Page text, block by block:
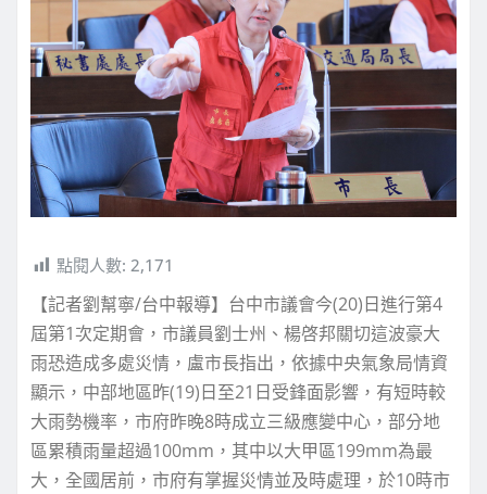
點閱人數: 2,171
【記者劉幫寧/台中報導】台中市議會今(20)日進行第4
屆第1次定期會，市議員劉士州、楊啓邦關切這波豪大
雨恐造成多處災情，盧市長指出，依據中央氣象局情資
顯示，中部地區昨(19)日至21日受鋒面影響，有短時較
大雨勢機率，市府昨晚8時成立三級應變中心，部分地
區累積雨量超過100mm，其中以大甲區199mm為最
大，全國居前，市府有掌握災情並及時處理，於10時市